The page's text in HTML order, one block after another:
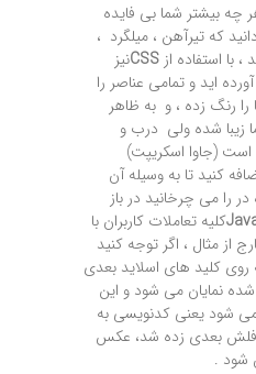
چه بیشتر شما بی فایده
که تیرآهن ، میلگرد ،
با استفاده از CSSنیز
اید و تمامی عناصر را
را رنگ زده ، و به ظاهر
زیبا شده ولی درب و
است (جاوا اسکریپت)
کنید تا به وسیله آن
را می چرخانید در باز
کلیه تعاملات کاربران با
از مثال ، اگر توجه کنید
روی کلید های اسلاید بعدی
نمایان می شود و این
می شود یعنی کدنویسی به
فلش بعدی زده شد، عکس
شود .